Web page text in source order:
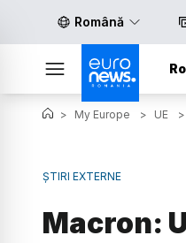
Română
> My Europe > UE >
ȘTIRI EXTERNE
Macron: